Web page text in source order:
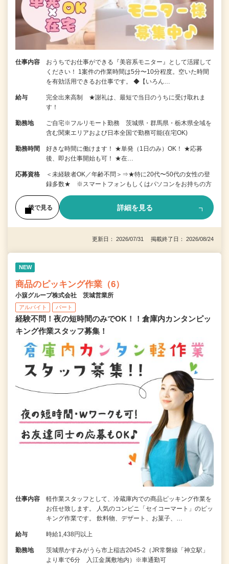
仕事内容
おうちでお仕事ができる『美容系モニター』として活躍して
ください！ 1案件の作業時間は5分〜10分程度。空いた時間
を有効活用できるお仕事です。 ◆【いろん…
給与
完全出来高制 ★謝礼は、最短で当日のうちに受け取れま
す！
勤務地
ご自宅※フルリモート勤務 茨城県・群馬県・栃木県全域を
含む関東エリアおよび日本全国で勤務可能(在宅OK)
勤務時間
好きな時間に働けます！ ★単発（1日のみ）OK！ ★応募
後、即お仕事開始も可！ ★在…
応募資格
＜未経験者OK／年齢不問＞⇒★特に20代〜50代の女性の登
録多数★ ※スマートフォンもしくはパソコンをお持ちの方
後で見る 詳細を見る
更新日： 2026/07/31 掲載終了日： 2026/08/24
NEW
商品のピッキング作業（6）
小簱グループ株式会社 茨城営業所
アルバイト パート
経験不問！夜の短時間のみでOK！！倉庫内カンタンピッ
キング作業スタッフ募集！
仕事内容
軽作業スタッフとして、冷蔵庫内での商品ピッキング作業を
お任せ致します。 人気のコンビニ「セイコーマート」のピッ
キング作業です。 飲料物、デザート、お菓子、…
給与 時給1,438円以上
勤務地
茨城県かすみがうら市上稲吉2045-2（JR常磐線「神立駅」
より車で6分 入江金属敷地内）※車通勤可